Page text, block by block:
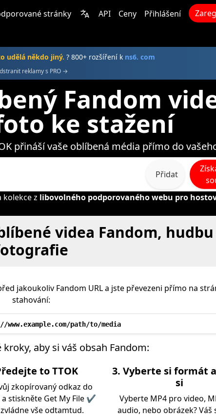
stránky API Ceny Přihlášení
udělá někdo jiný. ? 800+ rozšíření k ns6. com
reklamy s PRO →
Fandom
ke stažení
přináší vaše oblíbená média přímo do
Přidat
kolekce z libovolného podporovaného webu pro
videa Fandom, hudbu
jakoukoliv Fandom URL a jste převezeni přímo na
stahování:
www.example.com/path/to/media
aby si váš obsah Fandom:
to TTOK
zkopírovaný odkaz do
a stiskněte Get My File ✔
zvládne vše odtamtud.
3. Vyberte si formát
si
Vyberte MP4 pro video,
audio, nebo obrázek? Váš